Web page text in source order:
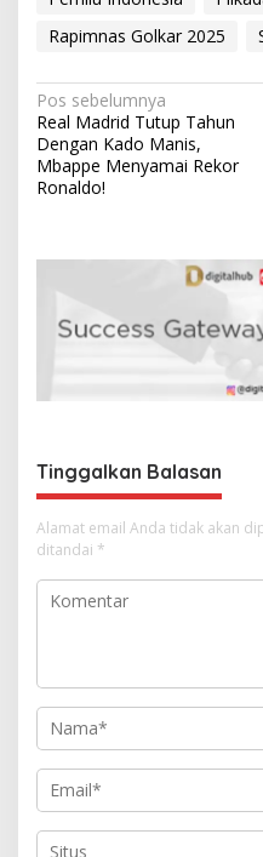
Rapimnas Golkar 2025
N
a
v
o
Pos sebelumnya
Real Madrid Tutup Tahun
Dengan Kado Manis,
Mbappe Menyamai Rekor
Ronaldo!
Tinggalkan Balasan
Alamat email Anda tidak akan
ditandai *